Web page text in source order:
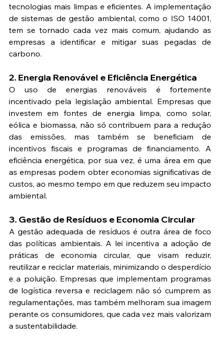
tecnologias mais limpas e eficientes. A implementação
de sistemas de gestão ambiental, como o ISO 14001,
tem se tornado cada vez mais comum, ajudando as
empresas a identificar e mitigar suas pegadas de
carbono.
2. Energia Renovável e Eficiência Energética
O uso de energias renováveis é fortemente
incentivado pela legislação ambiental. Empresas que
investem em fontes de energia limpa, como solar,
eólica e biomassa, não só contribuem para a redução
das emissões, mas também se beneficiam de
incentivos fiscais e programas de financiamento. A
eficiência energética, por sua vez, é uma área em que
as empresas podem obter economias significativas de
custos, ao mesmo tempo em que reduzem seu impacto
ambiental.
3. Gestão de Resíduos e Economia Circular
A gestão adequada de resíduos é outra área de foco
das políticas ambientais. A lei incentiva a adoção de
práticas de economia circular, que visam reduzir,
reutilizar e reciclar materiais, minimizando o desperdício
e a poluição. Empresas que implementam programas
de logística reversa e reciclagem não só cumprem as
regulamentações, mas também melhoram sua imagem
perante os consumidores, que cada vez mais valorizam
a sustentabilidade.